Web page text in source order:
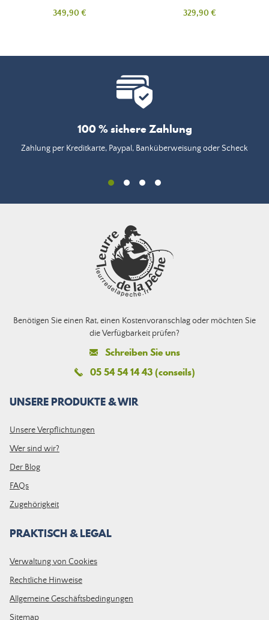
Preis
349,90 €
Preis
329,90 €
100 % sichere Zahlung
Zahlung per Kreditkarte, Paypal, Banküberweisung oder Scheck
Benötigen Sie einen Rat, einen Kostenvoranschlag oder möchten Sie
die Verfügbarkeit prüfen?
Schreiben Sie uns
05 54 54 14 43 (conseils)
UNSERE PRODUKTE & WIR
Unsere Verpflichtungen
Wer sind wir?
Der Blog
FAQs
Zugehörigkeit
PRAKTISCH & LEGAL
Verwaltung von Cookies
Rechtliche Hinweise
Allgemeine Geschäftsbedingungen
Sitemap